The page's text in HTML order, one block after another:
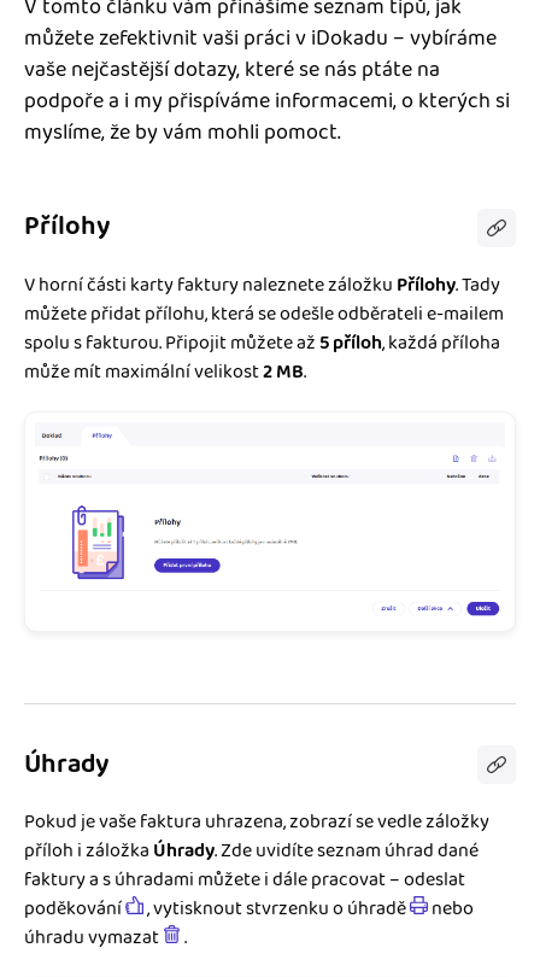
Spřátelené účetní
Katalog doplňků
Jak se vyznat ve fakturaci
Blog
mini akademie
můžete zefektivnit vaši práci v iDokadu – vybíráme
vaše nejčastější dotazy, které se nás ptáte na
podpoře a i my přispíváme informacemi, o kterých si
myslíme, že by vám mohli pomoct.
Přílohy
V horní části karty faktury naleznete záložku Přílohy. Tady
můžete přidat přílohu, která se odešle odběrateli e-mailem
spolu s fakturou. Připojit můžete až 5 příloh, každá příloha
může mít maximální velikost2 MB.
Úhrady
Pokud je vaše faktura uhrazena, zobrazí se vedle záložky
příloh i záložka Úhrady. Zde uvidíte seznam úhrad dané
faktury a s úhradami můžete i dále pracovat – odeslat
poděkování
, vytisknout stvrzenku o úhradě
nebo
úhradu vymazat
.